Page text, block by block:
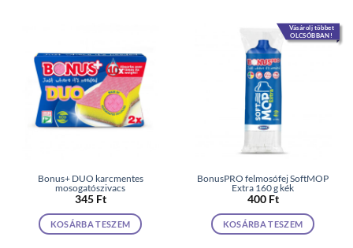
Bonus+ DUO karcmentes
mosogatószivacs
345 Ft
KOSÁRBA TESZEM
Vásárolj többet
OLCSÓBBAN!
BonusPRO felmosófej SoftMOP
Extra 160 g kék
400 Ft
KOSÁRBA TESZEM